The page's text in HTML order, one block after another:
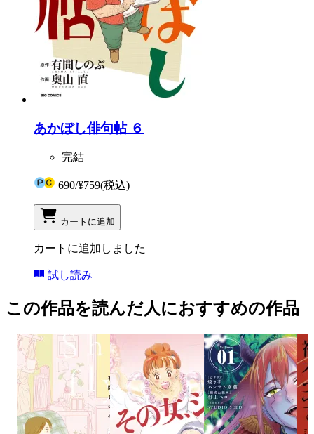
あかぼし俳句帖 ６
完結
690/¥759(税込)
カートに追加
カートに追加しました
試し読み
この作品を読んだ人におすすめの作品